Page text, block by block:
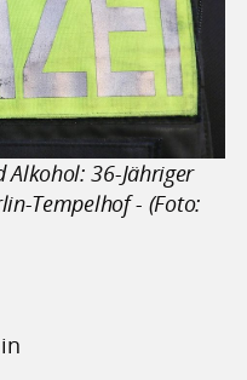
36-Jähriger
Tempelhof - (Foto: